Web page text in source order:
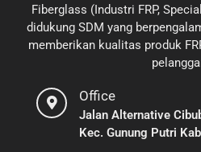
Fiberglass (Industri FRP,
didukung SDM yang
memberikan kualitas produk
Office
Jalan Alternative
Kec. Gunung Putri